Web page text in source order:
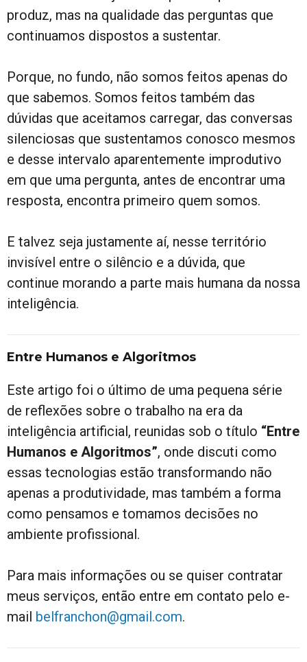
produz, mas na qualidade das perguntas que
continuamos dispostos a sustentar.
Porque, no fundo, não somos feitos apenas do
que sabemos. Somos feitos também das
dúvidas que aceitamos carregar, das conversas
silenciosas que sustentamos conosco mesmos
e desse intervalo aparentemente improdutivo
em que uma pergunta, antes de encontrar uma
resposta, encontra primeiro quem somos.
E talvez seja justamente aí, nesse território
invisível entre o silêncio e a dúvida, que
continue morando a parte mais humana da nossa
inteligência.
Entre Humanos e Algoritmos
Este artigo foi o último de uma pequena série
de reflexões sobre o trabalho na era da
inteligência artificial, reunidas sob o título “Entre
Humanos e Algoritmos”, onde discuti como
essas tecnologias estão transformando não
apenas a produtividade, mas também a forma
como pensamos e tomamos decisões no
ambiente profissional.
Para mais informações ou se quiser contratar
meus serviços, então entre em contato pelo e-
mail belfranchon@gmail.com.